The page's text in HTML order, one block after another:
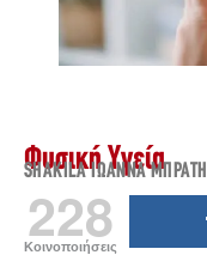
Φυσική Υγεία
SHAKILA ΙΩΆΝΝΑ ΜΠΡΆΤΗ
228
Κοινοποιήσεις